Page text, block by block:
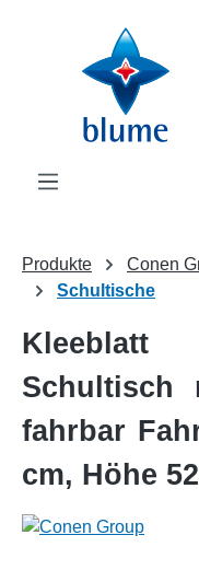
Zum Hauptinhalt
Produkte Conen
Schultische
Schultisch
fahrbar
cm, Höhe